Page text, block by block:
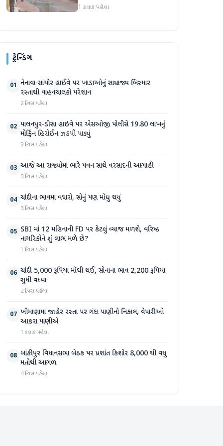
આકરા પાણીએ
1 કલાક પહેલા
ટ્રેન્ડિંગ
01 નેનાવા-સાંચોર હાઈવે પર ખાડાઓનું સામ્રાજ્ય બિસ્માર
રસ્તાથી વાહનચાલકો પરેશાન
2 દિવસ પહેલા
02 પાલનપુર-ડીસા હાઇવે પર એસઓજી પોલીસે 19.80 લાખનું
મોર્ફિન હિરોઈન ઝડપી પાડ્યું
2 દિવસ પહેલા
03 આજે આ રાજ્યોમાં ભારે પવન સાથે વરસાદની આગાહી
3 દિવસ પહેલા
04 ચાંદીના ભાવમાં વધારો, સોનું પણ મોંઘુ થયું
3 દિવસ પહેલા
05 SBI માં 12 મહિનાની FD પર કેટલું વ્યાજ મળશે, વરિષ્ઠ
નાગરિકોને શું લાભ મળે છે?
1 દિવસ પહેલા
06 ચાંદી 5,000 રૂપિયા મોંઘી થઈ, સોનાના ભાવ 2,200 રૂપિયા
સુધી વધ્યા
2 દિવસ પહેલા
07 ખીમાણામાં જાહેર રસ્તા પર ગંદા પાણીનો નિકાલ, વેપારીઓ
આકરા પાણીએ
1 કલાક પહેલા
08 બાંકીપુર વિધાનસભા બેઠક પર પ્રશાંત કિશોર 8,000 થી વધુ
મતોથી આગળ
4 દિવસ પહેલા